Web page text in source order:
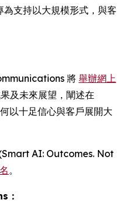
為支持以大規模形式，與客
將 舉辦網上
及未來展望，闡述在
以十足信心與客戶展開大
AI: Outcomes. Not
。
：